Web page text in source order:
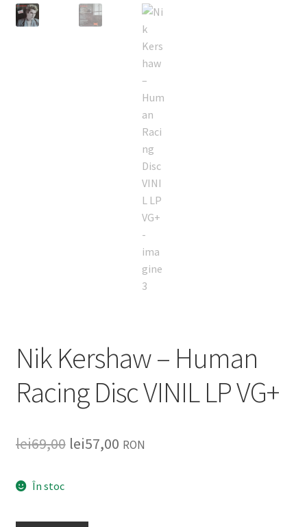
Nik Kershaw – Human
Racing Disc VINIL LP VG+
lei69,00 lei57,00 RON
În stoc